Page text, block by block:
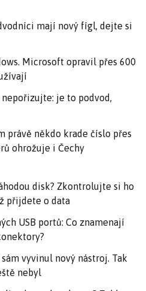
mají nový fígl, dejte si
Microsoft opravil přes 600
je to podvod,
právě někdo krade číslo přes
ohrožuje i Čechy
disk? Zkontrolujte si ho
přijdete o data
USB portů: Co znamenají
vyvinul nový nástroj. Tak
nebyl